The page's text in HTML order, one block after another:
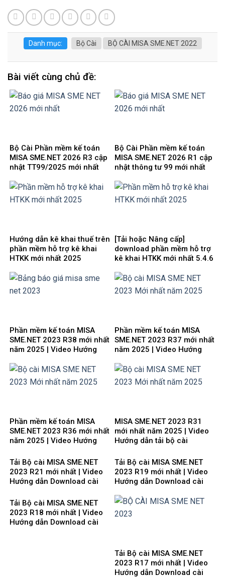
Danh mục: Bộ Cài BỘ CÀI MISA SME.NET 2022
Bài viết cùng chủ đề:
Bộ Cài Phần mềm kế toán
MISA SME.NET 2026 R3 cập
nhật TT99/2025 mới nhất
dẫn tải Download cài đặt
Bộ Cài Phần mềm kế toán
MISA SME.NET 2026 R1 cập
nhật thông tư 99 mới nhất
dẫn tải Download cài đặt
Hướng dẫn kê khai thuế trên
phần mềm hỗ trợ kê khai
HTKK mới nhất 2025
[Tải hoặc Nâng cấp]
download phần mềm hỗ trợ
kê khai HTKK mới nhất 5.4.6
Phần mềm kế toán MISA
SME.NET 2023 R38 mới nhất
năm 2025 | Video Hướng
Phần mềm kế toán MISA
SME.NET 2023 R37 mới nhất
năm 2025 | Video Hướng
Phần mềm kế toán MISA
SME.NET 2023 R36 mới nhất
năm 2025 | Video Hướng
MISA SME.NET 2023 R31
mới nhất năm 2025 | Video
Hướng dẫn tải bộ cài
Tải Bộ cài MISA SME.NET
2023 R21 mới nhất | Video
Hướng dẫn Download cài
Tải Bộ cài MISA SME.NET
2023 R19 mới nhất | Video
Hướng dẫn Download cài
Tải Bộ cài MISA SME.NET
2023 R18 mới nhất | Video
Hướng dẫn Download cài
Tải Bộ cài MISA SME.NET
2023 R17 mới nhất | Video
Hướng dẫn Download cài